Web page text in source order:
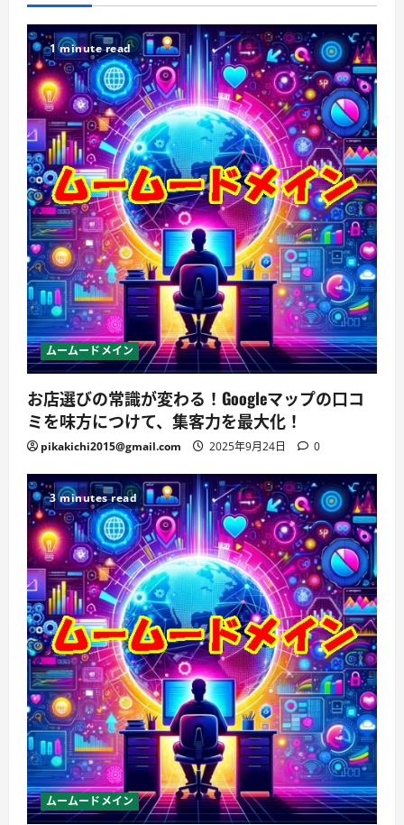
1 minute read
ムームードメイン
お店選びの常識が変わる！Googleマップの口コ
ミを味方につけて、集客力を最大化！
pikakichi2015@gmail.com 2025年9月24日 0
3 minutes read
ムームードメイン